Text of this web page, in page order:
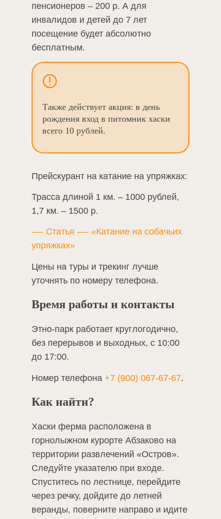
пенсионеров – 200 р. А для
инвалидов и детей до 7 лет
посещение будет абсолютно
бесплатным.
Также действует акция: в день
рождения вход в питомник хаски
всего 10 рублей.
Прейскурант на катание на упряжках:
Трасса длиной 1 км. – 1000 рублей,
1,7 км. – 1500 р.
—- Статья —- «Катание на собачьих
упряжках»
Цены на туры и трекинг лучше
уточнять по номеру телефона.
Время работы и контакты
Этно-парк работает круглогодично,
без перерывов и выходных, с 10:00
до 17:00.
Номер телефона +7 (900) 067-67-67.
Как найти?
Хаски ферма расположена в
горнолыжном курорте Абзаково на
территории развлечений «Остров».
Следуйте указателю при входе.
Спуститесь по лестнице, перейдите
через речку, дойдите до летней
веранды, поверните направо и идите